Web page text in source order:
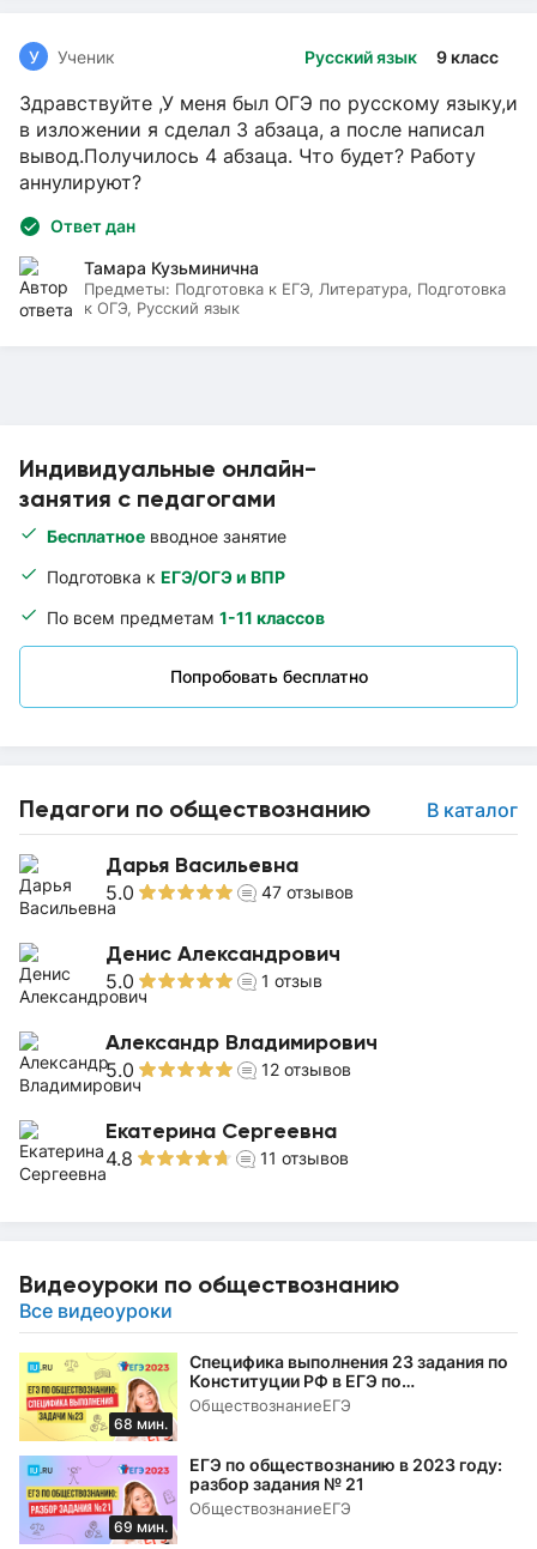
Индивидуальные онлайн-
занятия с педагогами
Бесплатное вводное занятие
Подготовка к ЕГЭ/ОГЭ и ВПР
По всем предметам 1-11 классов
Попробовать бесплатно
Педагоги по обществознанию В каталог
Дарья Васильевна
5.0 47 отзывов
Денис Александрович
5.0 1 отзыв
Александр Владимирович
5.0 12 отзывов
Екатерина Сергеевна
4.8 11 отзывов
Видеоуроки по обществознанию
Все видеоуроки
68 мин.
Специфика выполнения 23 задания по
Конституции РФ в ЕГЭ по
обществознанию в 2023 году
ОбществознаниеЕГЭ
69 мин.
ЕГЭ по обществознанию в 2023 году:
разбор задания № 21
ОбществознаниеЕГЭ
Русский язык 9 класс
У Ученик
Здравствуйте ,У меня был ОГЭ по русскому языку,и
в изложении я сделал 3 абзаца, а после написал
вывод.Получилось 4 абзаца. Что будет? Работу
аннулируют?
Ответ дан
Тамара Кузьминична
Предметы: Подготовка к ЕГЭ, Литература, Подготовка
к ОГЭ, Русский язык